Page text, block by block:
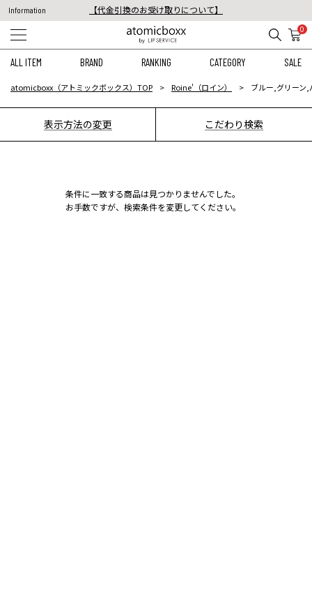
Information
【代金引換のお受け取りについて】
税込11,000円以上のご注文で送料無料！
0
ALL ITEM BRAND RANKING CATEGORY SALE
atomicboxx（アトミックボックス）TOP Roine'（ロイン） ブルー,グリーン
表示方法の変更 こだわり検索
条件に一致する商品は見つかりませんでした。
お手数ですが、検索条件を変更してください。